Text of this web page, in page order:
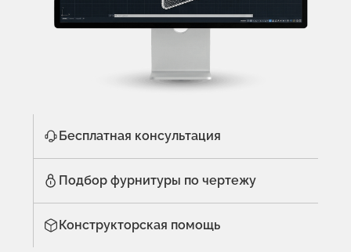
Бесплатная консультация
Подбор фурнитуры по чертежу
Конструкторская помощь